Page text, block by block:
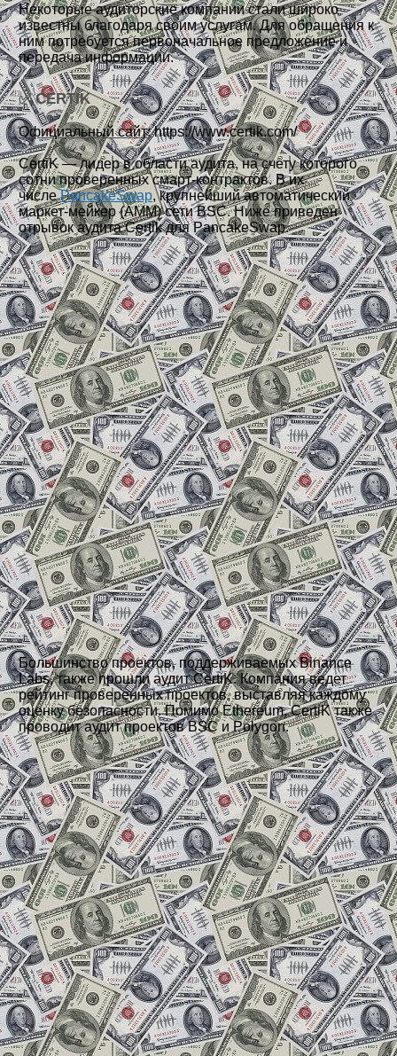
Некоторые аудиторские компании стали широко
известны благодаря своим услугам. Для обращения к
ним потребуется первоначальное предложение и
передача информации.
✅ CERTIK
Официальный сайт:https://www.certik.com/
CertiK — лидер в области аудита, на счету которого
сотни проверенных смарт-контрактов. В их
числеPancakeSwap, крупнейший автоматический
маркет-мейкер (AMM) сети BSC. Ниже приведен
отрывок аудита Certik для PancakeSwap.
Большинство проектов, поддерживаемых Binance
Labs, также прошли аудит CertiK. Компания ведет
рейтинг проверенных проектов, выставляя каждому
оценку безопасности. Помимо Ethereum, CertiK также
проводит аудит проектов BSC и Polygon.